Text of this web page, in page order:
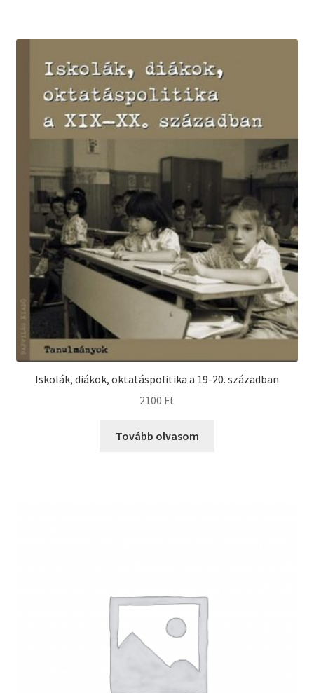
Iskolák, diákok, oktatáspolitika a 19-20. században
2100 Ft
Tovább olvasom